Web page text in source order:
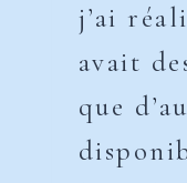
j’ai
avait
que